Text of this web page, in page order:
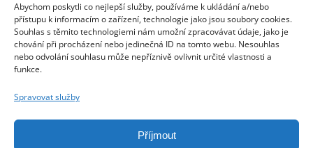
Abychom poskytli co nejlepší služby, používáme k ukládání a/nebo
přístupu k informacím o zařízení, technologie jako jsou soubory cookies.
Souhlas s těmito technologiemi nám umožní zpracovávat údaje, jako je
chování při procházení nebo jedinečná ID na tomto webu. Nesouhlas
nebo odvolání souhlasu může nepříznivě ovlivnit určité vlastnosti a
funkce.
Spravovat služby
Příjmout
Křestní jméno
E-mail
Pokračováním přijímáte zásady ochrany osobních